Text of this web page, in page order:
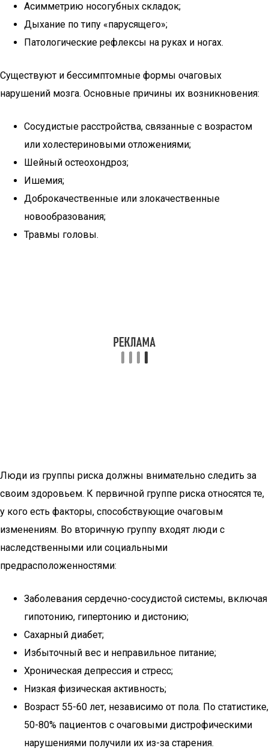
Асимметрию носогубных складок;
Дыхание по типу «парусящего»;
Патологические рефлексы на руках и ногах.
Существуют и бессимптомные формы очаговых
нарушений мозга. Основные причины их возникновения:
Сосудистые расстройства, связанные с возрастом
или холестериновыми отложениями;
Шейный остеохондроз;
Ишемия;
Доброкачественные или злокачественные
новообразования;
Травмы головы.
Люди из группы риска должны внимательно следить за
своим здоровьем. К первичной группе риска относятся те,
у кого есть факторы, способствующие очаговым
изменениям. Во вторичную группу входят люди с
наследственными или социальными
предрасположенностями:
Заболевания сердечно-сосудистой системы, включая
гипотонию, гипертонию и дистонию;
Сахарный диабет;
Избыточный вес и неправильное питание;
Хроническая депрессия и стресс;
Низкая физическая активность;
Возраст 55-60 лет, независимо от пола. По статистике,
50-80% пациентов с очаговыми дистрофическими
нарушениями получили их из-за старения.